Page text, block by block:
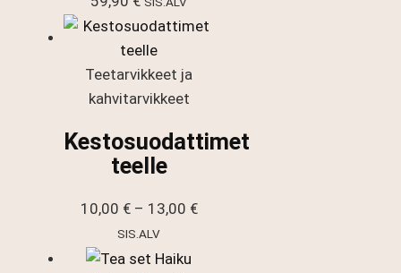
Teetarvikkeet ja
kahvitarvikkeet
Kestosuodattimet
teelle
10,00 € – 13,00 €Hintaluokka:
SIS.ALV